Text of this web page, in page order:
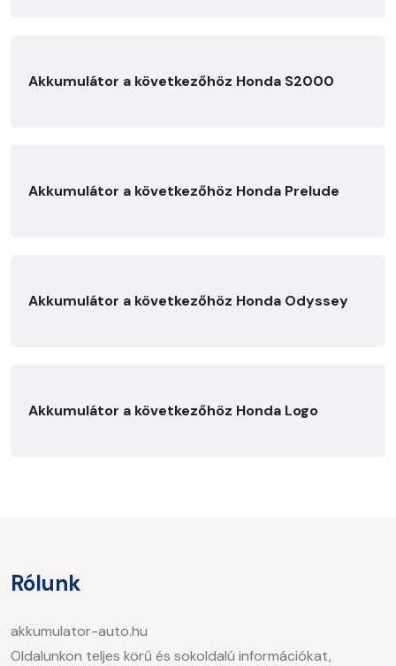
Akkumulátor a következőhöz Honda S2000
Akkumulátor a következőhöz Honda Prelude
Akkumulátor a következőhöz Honda Odyssey
Akkumulátor a következőhöz Honda Logo
Rólunk
akkumulator-auto.hu
Oldalunkon teljes körű és sokoldalú információkat,